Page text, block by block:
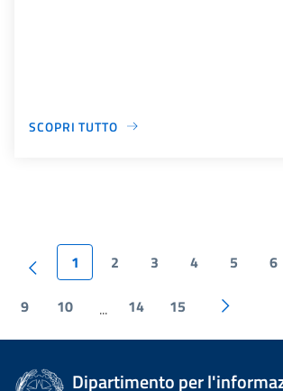
SCOPRI TUTTO
1 2 3 4 5 6
9 10 ... 14 15
Dipartimento per